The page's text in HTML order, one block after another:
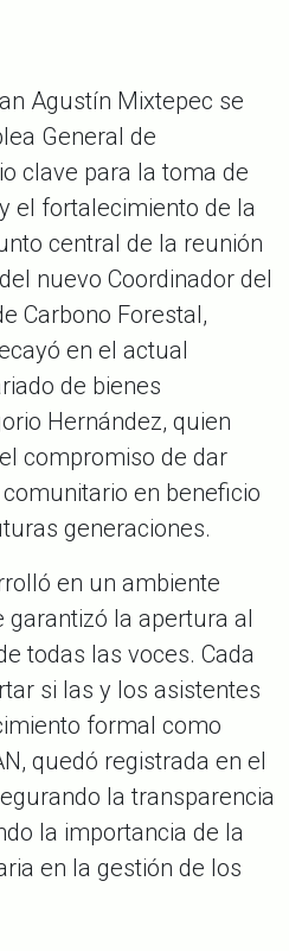
Agustín Mixtepec se
General de
clave para la toma de
el fortalecimiento de la
central de la reunión
nuevo Coordinador del
Carbono Forestal,
en el actual
de bienes
Hernández, quien
compromiso de dar
en beneficio
generaciones.
en un ambiente
garantizó la apertura al
todas las voces. Cada
si las y los asistentes
formal como
quedó registrada en el
la transparencia
la importancia de la
en la gestión de los